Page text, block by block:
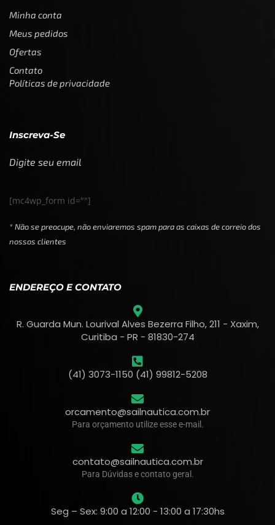
Minha conta
Meus pedidos
Ofertas
Contato
Políticas de privacidade
Inscreva-Se
Digite seu email
[mc4wp_form id=""]
* Não se preocupe, não enviaremos spam para as caixas de correio dos
nossos clientes
ENDEREÇO E CONTATO
R. Guarda Mun. Lourival Alves Bezerra Filho, 211 - Xaxim,
Curitiba - PR - 81830-274
(41) 3073-1150 (41) 99812-5208
orcamento@sailnautica.com.br
Para orçamento utilize esse e-mail.
contato@sailnautica.com.br
Para Dúvidas e contato geral.
Seg – Sex: 9:00 a 12:00 - 13:00 a 17:30hs